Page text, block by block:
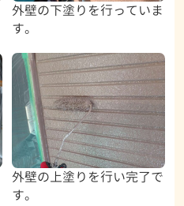
外壁の下塗りを行っていま
す。
外壁の上塗りを行い完了で
す。